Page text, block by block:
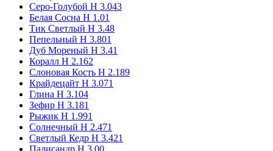
Серо-Голубой H 3.043
Белая Сосна Н 1.01
Тик Светлый Н 3.48
Пепельный H 3.801
Дуб Мореный Н 3.41
Коралл Н 2.162
Слоновая Кость Н 2.189
Крайдецайт Н 3.071
Глина Н 3.104
Зефир Н 3.181
Рыжик H 1.991
Солнечный Н 2.471
Светлый Кедр Н 3.421